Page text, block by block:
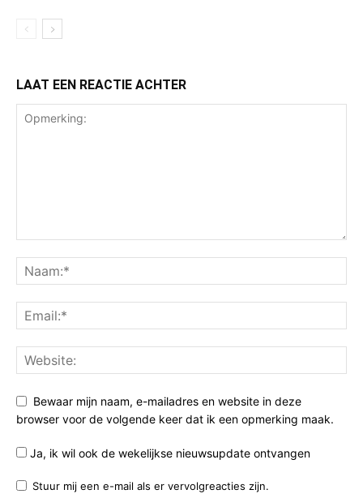
LAAT EEN REACTIE ACHTER
Bewaar mijn naam, e-mailadres en website in deze
browser voor de volgende keer dat ik een opmerking maak.
Ja, ik wil ook de wekelijkse nieuwsupdate ontvangen
Stuur mij een e-mail als er vervolgreacties zijn.